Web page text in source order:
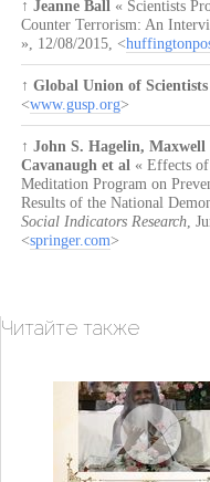
↑ Jeanne Ball « Scientists
Counter Terrorism: An
»
12/08/2015 , <
↑ Global Union of Scientists
<www.gusp.org>
↑ John S. Hagelin,
Cavanaugh et al « Effects
Meditation Program on
Results of the National
Social Indicators Research
<springer.com>
Читайте также